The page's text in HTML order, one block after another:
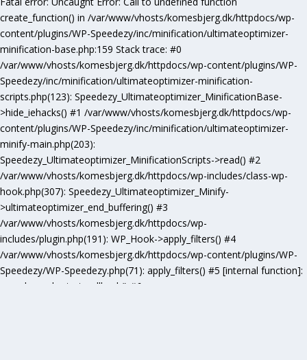
create_function() in /var/www/vhosts/komesbjerg.dk/httpdocs/wp-
content/plugins/WP-Speedezy/inc/minification/ultimateoptimizer-
minification-base.php:159 Stack trace: #0
/var/www/vhosts/komesbjerg.dk/httpdocs/wp-content/plugins/WP-
Speedezy/inc/minification/ultimateoptimizer-minification-
scripts.php(123): Speedezy_Ultimateoptimizer_MinificationBase-
>hide_iehacks() #1 /var/www/vhosts/komesbjerg.dk/httpdocs/wp-
content/plugins/WP-Speedezy/inc/minification/ultimateoptimizer-
minify-main.php(203):
Speedezy_Ultimateoptimizer_MinificationScripts->read() #2
/var/www/vhosts/komesbjerg.dk/httpdocs/wp-includes/class-wp-
hook.php(307): Speedezy_Ultimateoptimizer_Minify-
>ultimateoptimizer_end_buffering() #3
/var/www/vhosts/komesbjerg.dk/httpdocs/wp-
includes/plugin.php(191): WP_Hook->apply_filters() #4
/var/www/vhosts/komesbjerg.dk/httpdocs/wp-content/plugins/WP-
Speedezy/WP-Speedezy.php(71): apply_filters() #5 [internal function]:
speedezy_ob_start_callback() #6